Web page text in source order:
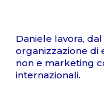
Daniele lavora,
organizzazione di
non e marketing
internazionali.